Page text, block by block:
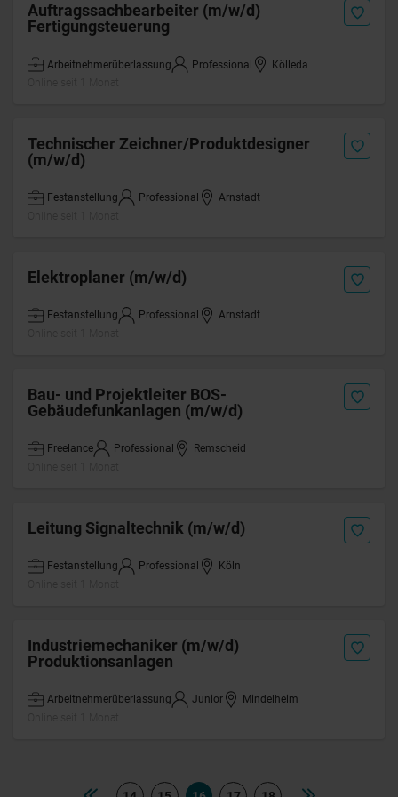
Auftragssachbearbeiter (m/w/d)
Fertigungsteuerung
Arbeitnehmerüberlassung Professional
Kölleda
Technischer Zeichner/Produktdesigner
(m/w/d)
Festanstellung Professional
Arnstadt
Elektroplaner (m/w/d)
Festanstellung Professional
Arnstadt
Bau- und Projektleiter BOS-
Gebäudefunkanlagen (m/w/d)
Freelance Professional
Remscheid
Leitung Signaltechnik (m/w/d)
Festanstellung Professional
Köln
Industriemechaniker (m/w/d)
Produktionsanlagen
Arbeitnehmerüberlassung Junior
Mindelheim